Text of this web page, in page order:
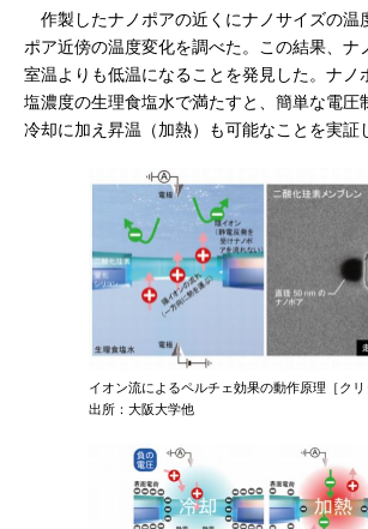
作製したナノポアの近くにナノサイズの温
ポア近傍の温度変化を調べた。この結果、ナ
室温よりも低温になることを発見した。ナノ
塩濃度の生理食塩水で満たすと、簡単な電圧
冷却に加え昇温（加熱）も可能なことを実証
イオン流によるペルチェ効果の動作原理［クリ
出所：大阪大学他